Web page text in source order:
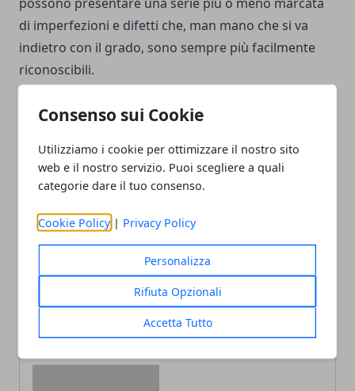
Consenso sui Cookie
Utilizziamo i cookie per ottimizzare il nostro sito
web e il nostro servizio. Puoi scegliere a quali
categorie dare il tuo consenso.
Cookie Policy | Privacy Policy
Personalizza
Rifiuta Opzionali
Accetta Tutto
di imperfezioni e difetti che, man mano che si va
indietro con il grado, sono sempre più facilmente
riconoscibili.
Facebook
TwitterWhatsapp
Tutti I vantaggi
dell’archiviazione Cloud
per le aziende
Come trovare lavoro in
un'azienda che condivida i
tuoi valori